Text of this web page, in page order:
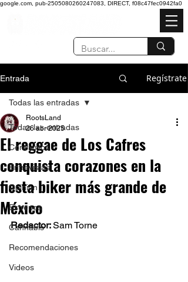
google.com, pub-2505080260247083, DIRECT, f08c47fec0942fa0
Entrada Regístrate
Todas las entradas
Conciertos
Entrevistas
Opinión
Estrenos
Cannabis
Recomendaciones
Videos
Todas las entradas
El reggae de Los Cafres
conquista corazones en la
fiesta biker más grande de
México
RootsLand
26 abr 2025
Redactor: Sam Torne